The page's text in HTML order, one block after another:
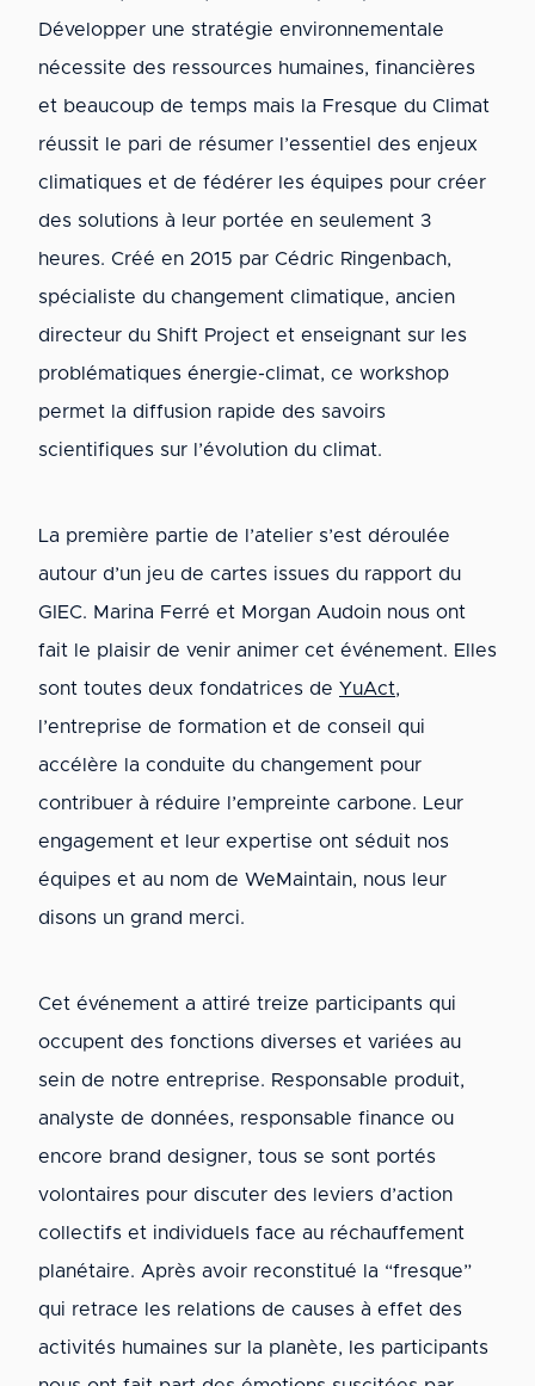
Développer une stratégie environnementale
nécessite des ressources humaines, financières
et beaucoup de temps mais la Fresque du Climat
réussit le pari de résumer l’essentiel des enjeux
climatiques et de fédérer les équipes pour créer
des solutions à leur portée en seulement 3
heures. Créé en 2015 par Cédric Ringenbach,
spécialiste du changement climatique, ancien
directeur du Shift Project et enseignant sur les
problématiques énergie-climat, ce workshop
permet la diffusion rapide des savoirs
scientifiques sur l’évolution du climat.
La première partie de l’atelier s’est déroulée
autour d’un jeu de cartes issues du rapport du
GIEC. Marina Ferré et Morgan Audoin nous ont
fait le plaisir de venir animer cet événement. Elles
sont toutes deux fondatrices de YuAct,
l’entreprise de formation et de conseil qui
accélère la conduite du changement pour
contribuer à réduire l’empreinte carbone. Leur
engagement et leur expertise ont séduit nos
équipes et au nom de WeMaintain, nous leur
disons un grand merci.
Cet événement a attiré treize participants qui
occupent des fonctions diverses et variées au
sein de notre entreprise. Responsable produit,
analyste de données, responsable finance ou
encore brand designer, tous se sont portés
volontaires pour discuter des leviers d’action
collectifs et individuels face au réchauffement
planétaire. Après avoir reconstitué la “fresque”
qui retrace les relations de causes à effet des
activités humaines sur la planète, les participants